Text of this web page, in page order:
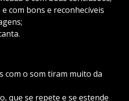
com bons e reconhecíveis
com o som tiram muito da
que se repete e se estende